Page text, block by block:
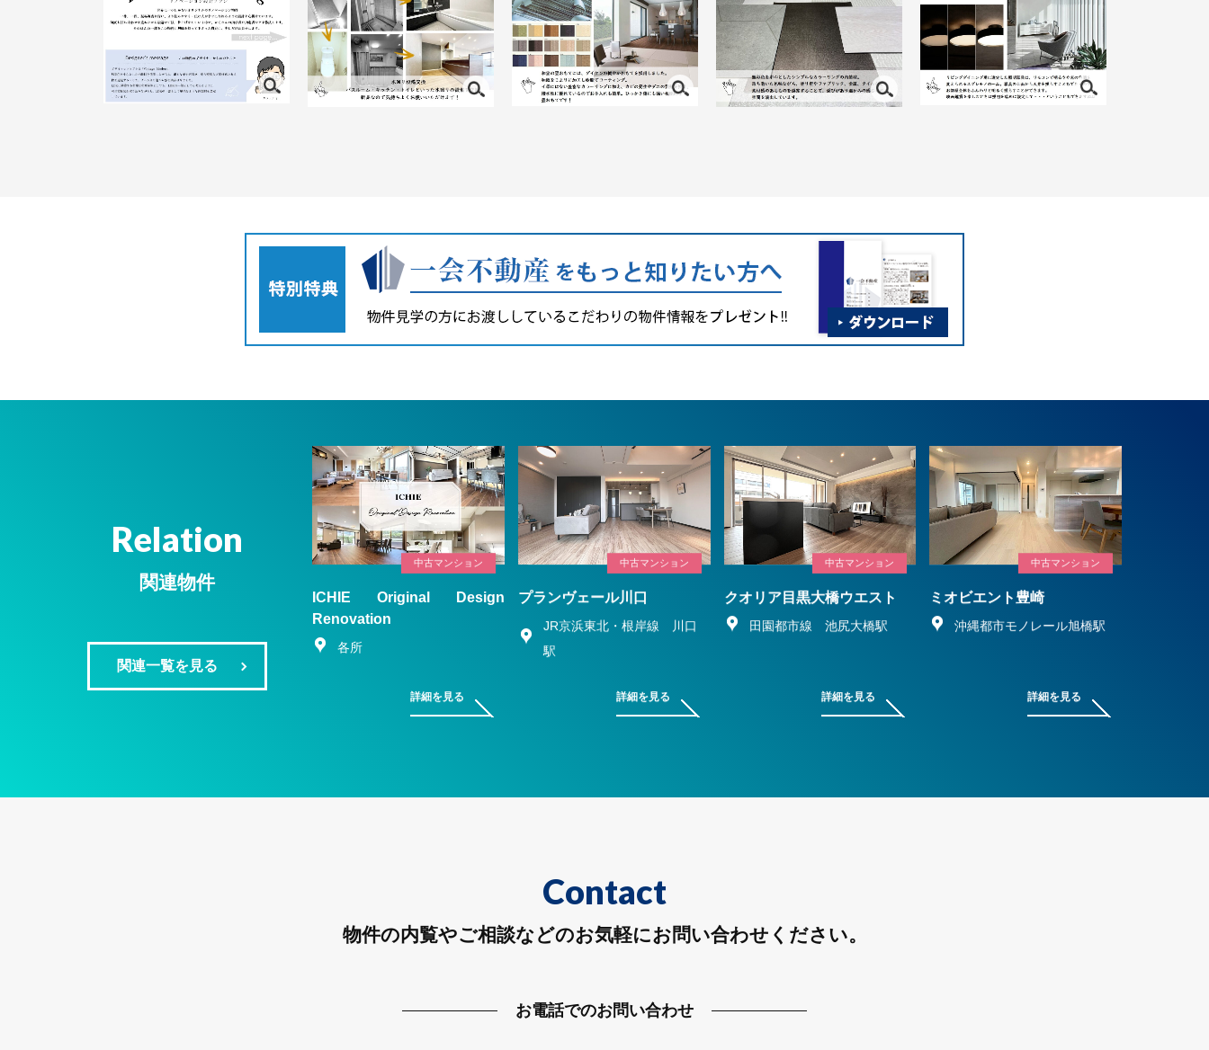
Relation
関連物件
関連一覧を見る
中古マンション
ICHIE Original Design
Renovation
各所
詳細を見る
中古マンション
プランヴェール川口
JR京浜東北・根岸線 川口
駅
詳細を見る
中古マンション
クオリア目黒大橋ウエスト
田園都市線 池尻大橋駅
詳細を見る
中古マンション
ミオビエント豊崎
沖縄都市モノレール旭橋駅
詳細を見る
Contact
物件の内覧やご相談などのお気軽にお問い合わせください。
お電話でのお問い合わせ